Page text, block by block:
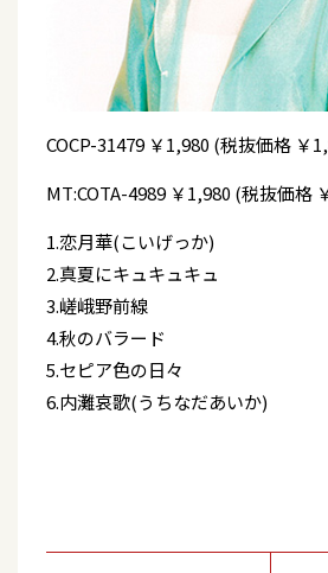
COCP-31479 ￥1,980 (税抜価格 ￥
MT:COTA-4989 ￥1,980 (税抜価格
1.恋月華(こいげっか)
2.真夏にキュキュキュ
3.嵯峨野前線
4.秋のバラード
5.セピア色の日々
6.内灘哀歌(うちなだあいか)